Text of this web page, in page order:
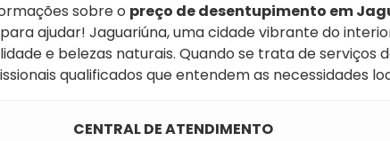
sobre o preço de desentupimento em
ajudar! Jaguariúna, uma cidade vibrante do
e belezas naturais. Quando se trata de serviços
qualificados que entendem as necessidades
CENTRAL DE ATENDIMENTO